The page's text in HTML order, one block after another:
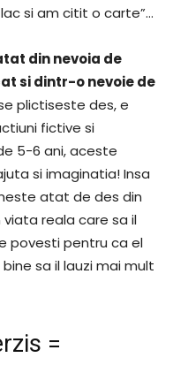
si am citit o carte”…
din nevoia de
si dintr-o nevoie de
plictiseste des, e
fictive si
5-6 ani, aceste
si imaginatia! Insa
atat de des din
reala care sa il
povesti pentru ca el
sa il lauzi mai mult
=